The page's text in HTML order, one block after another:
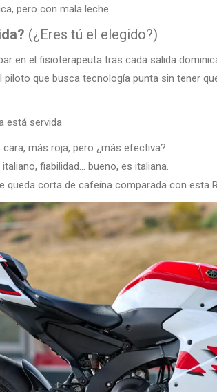
pero con mala leche.
(¿Eres tú el elegido?)
en el fisioterapeuta tras cada salida
piloto que busca tecnología punta sin tener
está servida
cara, más roja, pero ¿más efectiva?
fiabilidad… bueno, es italiana.
queda corta de cafeína comparada con esta